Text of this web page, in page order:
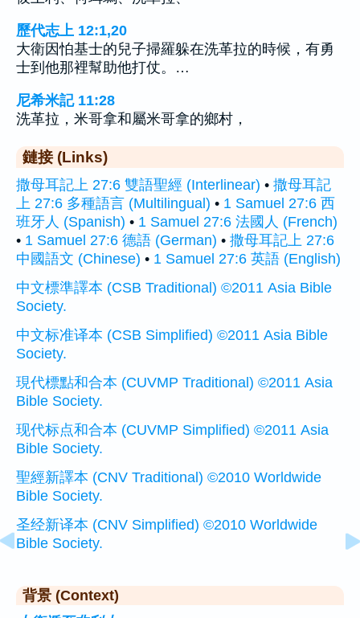
歷代志上 12:1,20
大衛因怕基士的兒子掃羅躲在洗革拉的時候，有勇
士到他那裡幫助他打仗。…
尼希米記 11:28
洗革拉，米哥拿和屬米哥拿的鄉村，
鏈接 (Links)
撒母耳記上 27:6 雙語聖經 (Interlinear) • 撒母耳記
上 27:6 多種語言 (Multilingual) • 1 Samuel 27:6 西
班牙人 (Spanish) • 1 Samuel 27:6 法國人 (French)
• 1 Samuel 27:6 德語 (German) • 撒母耳記上 27:6
中國語文 (Chinese) • 1 Samuel 27:6 英語 (English)
中文標準譯本 (CSB Traditional) ©2011 Asia Bible
Society.
中文标准译本 (CSB Simplified) ©2011 Asia Bible
Society.
現代標點和合本 (CUVMP Traditional) ©2011 Asia
Bible Society.
现代标点和合本 (CUVMP Simplified) ©2011 Asia
Bible Society.
聖經新譯本 (CNV Traditional) ©2010 Worldwide
Bible Society.
圣经新译本 (CNV Simplified) ©2010 Worldwide
Bible Society.
背景 (Context)